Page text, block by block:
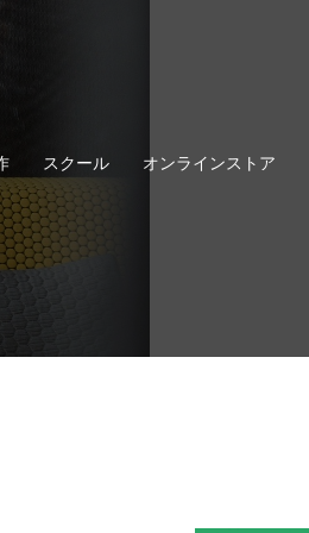
スクール オンラインストア